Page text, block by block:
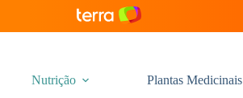
Nutrição Plantas Medicinais